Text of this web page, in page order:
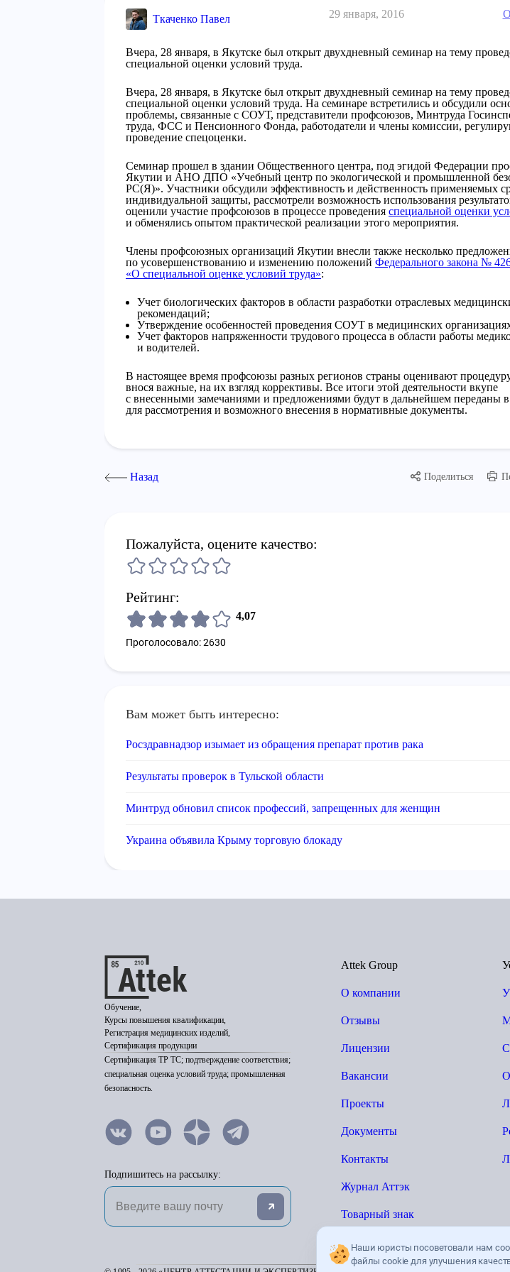
Наши юристы посоветовали нам
файлы cookie для улучшения
Ткаченко Павел 29 января, 2016
Вчера, 28 января, в Якутске был открыт двухдневный семинар на тему
специальной оценки условий труда.
Вчера, 28 января, в Якутске был открыт двухдневный семинар на тему
специальной оценки условий труда. На семинаре встретились и обсудили
проблемы, связанные с СОУТ, представители профсоюзов, Минтруда
труда, ФСС и Пенсионного Фонда, работодатели и члены комиссии,
проведение спецоценки.
Семинар прошел в здании Общественного центра, под эгидой Федерации
Якутии и АНО ДПО «Учебный центр по экологической и промышленной
РС(Я)». Участники обсудили эффективность и действенность применяемых
индивидуальной защиты, рассмотрели возможность использования
оценили участие профсоюзов в процессе проведения специальной оценки
и обменялись опытом практической реализации этого мероприятия.
Члены профсоюзных организаций Якутии внесли также несколько
по усовершенствованию и изменению положений Федерального закона №
«О специальной оценке условий труда»:
Учет биологических факторов в области разработки отраслевых
рекомендаций;
Утверждение особенностей проведения СОУТ в медицинских
Учет факторов напряженности трудового процесса в области работы
и водителей.
В настоящее время профсоюзы разных регионов страны оценивают
внося важные, на их взгляд коррективы. Все итоги этой деятельности вкупе
с внесенными замечаниями и предложениями будут в дальнейшем переданы
для рассмотрения и возможного внесения в нормативные документы.
Назад Поделиться
Пожалуйста, оцените качество:
Рейтинг:
4,07
Проголосовало: 2630
Вам может быть интересно:
Росздравнадзор изымает из обращения препарат против рака
Результаты проверок в Тульской области
Минтруд обновил список профессий, запрещенных для женщин
Украина объявила Крыму торговую блокаду
Обучение,
Курсы повышения квалификации,
Регистрация медицинских изделий,
Сертификация продукции
Сертификация ТР ТС; подтверждение соответствия;
специальная оценка условий труда; промышленная
безопасность.
Подпишитесь на рассылку:
Attek Group
О компании
Отзывы
Лицензии
Вакансии
Проекты
Документы
Контакты
Журнал Аттэк
Товарный знак